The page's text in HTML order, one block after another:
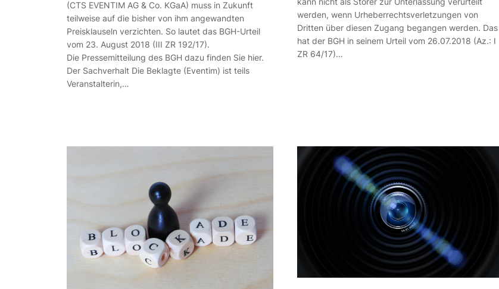
(CTS EVENTIM AG & Co. KGaA) muss in Zukunft
teilweise auf die bisher von ihm angewandten
Preisklauseln verzichten. So lautet das BGH-Urteil
vom 23. August 2018 (III ZR 192/17).
Die Pressemitteilung des BGH dazu finden Sie hier.
Der Sachverhalt Die Beklagte (Eventim) ist teils
Veranstalterin,…
werden, wenn Urheberrechtsverletzungen von
Dritten über diesen Zugang begangen werden. Das
hat der BGH in seinem Urteil vom 26.07.2018 (Az.: I
ZR 64/17)…